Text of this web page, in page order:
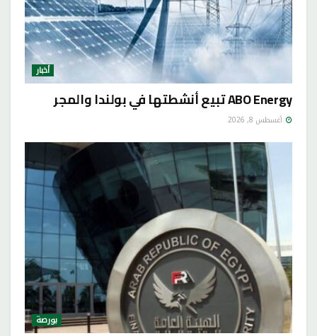
أخبار
ABO Energy تبيع أنشطتها في بولندا والمجر
أغسطس 8, 2026
بورصة